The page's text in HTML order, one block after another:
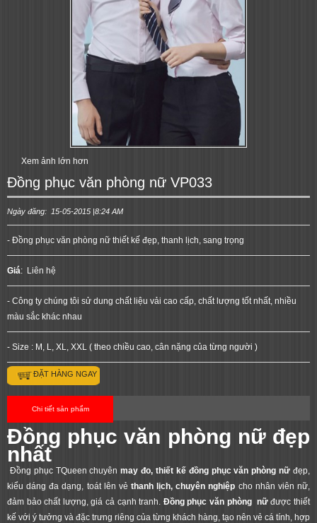
Xem ảnh lớn hơn
Đồng phục văn phòng nữ VP033
Ngày đăng: 15-05-2015 |8:24 AM
- Đồng phục văn phòng nữ thiết kế đẹp, thanh lịch, sang trọng
Giá: Liên hệ
- Công ty chúng tôi sử dung chất liệu vải cao cấp, chất lượng tốt nhất, nhiều
màu sắc khác nhau
- Size : M, L, XL, XXL ( theo chiều cao, cân nặng của từng người )
ĐẶT HÀNG NGAY
Chi tiết sản phẩm
Đồng phục văn phòng nữ đẹp
nhất
Đồng phục TQueen chuyênmay đo, thiết kế đồng phục văn phòng nữđẹp,
kiểu dáng đa dạng, toát lên vẻ thanh lịch, chuyên nghiệp cho nhân viên nữ,
đảm bảo chất lượng, giá cả cạnh tranh. Đồng phục văn phòng nữđược thiết
kế với ý tưởng và đặc trưng riêng của từng khách hàng, tạo nên vẻ cá tính, hợp